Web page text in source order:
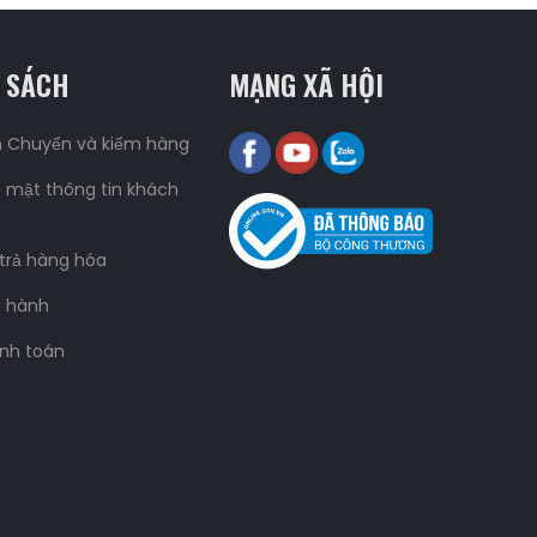
Chuyển và kiểm hàng
mật thông tin khách
hàng hóa
hành
toán
MẠNG XÃ HỘI